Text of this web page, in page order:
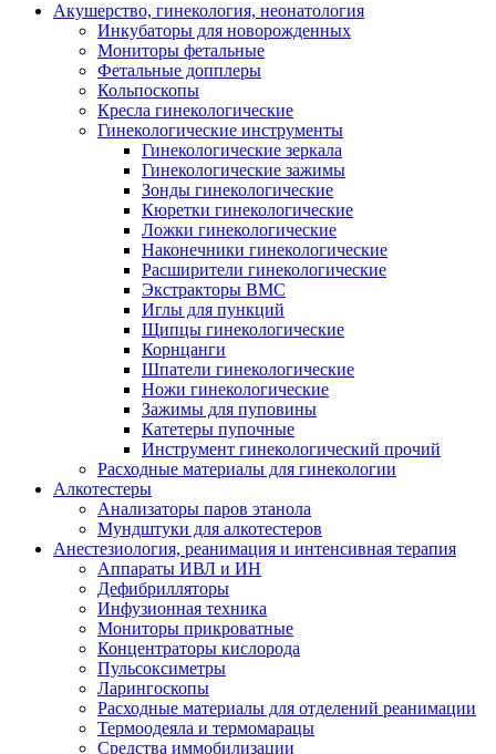
Акушерство, гинекология, неонатология
Инкубаторы для новорожденных
Мониторы фетальные
Фетальные допплеры
Кольпоскопы
Кресла гинекологические
Гинекологические инструменты
Гинекологические зеркала
Гинекологические зажимы
Зонды гинекологические
Кюретки гинекологические
Ложки гинекологические
Наконечники гинекологические
Расширители гинекологические
Экстракторы ВМС
Иглы для пункций
Щипцы гинекологические
Корнцанги
Шпатели гинекологические
Ножи гинекологические
Зажимы для пуповины
Катетеры пупочные
Инструмент гинекологический прочий
Расходные материалы для гинекологии
Алкотестеры
Анализаторы паров этанола
Мундштуки для алкотестеров
Анестезиология, реанимация и интенсивная терапия
Аппараты ИВЛ и ИН
Дефибрилляторы
Инфузионная техника
Мониторы прикроватные
Концентраторы кислорода
Пульсоксиметры
Ларингоскопы
Расходные материалы для отделений реанимации
Термоодеяла и термомарацы
Средства иммобилизации